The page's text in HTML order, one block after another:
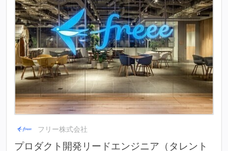
フリー株式会社
プロダクト開発リードエンジニア（タレント